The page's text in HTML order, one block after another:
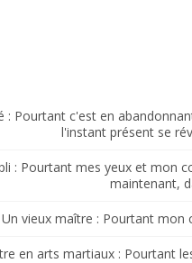
: Pourtant c'est en
l'instant présent se
: Pourtant mes yeux et mon
maintenant,
Un vieux maître : Pourtant mon
en arts martiaux : Pourtant